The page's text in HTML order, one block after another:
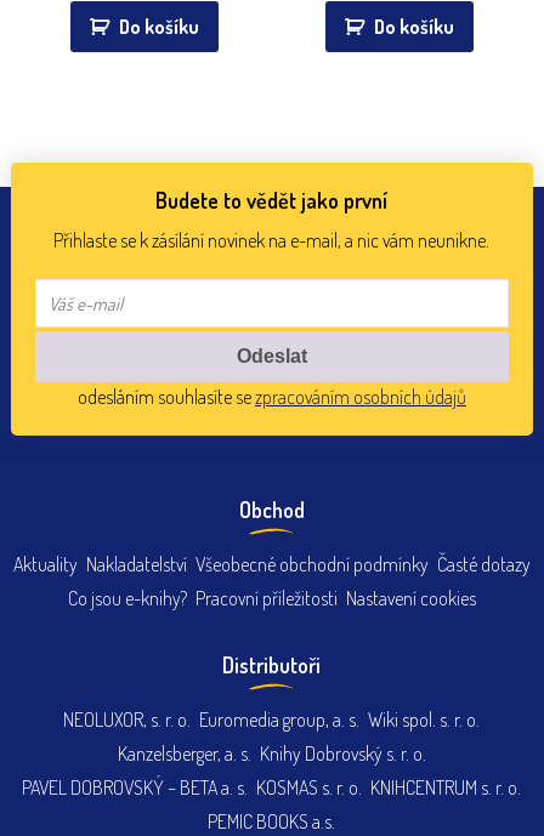
Do košíku Do košíku
Budete to vědět jako první
Přihlaste se k zásílání novinek na e-mail, a nic vám neunikne.
odesláním souhlasíte sezpracováním osobních údajů
Obchod
Aktuality Nakladatelství Všeobecné obchodní podmínky Časté dotazy
Co jsou e-knihy? Pracovní příležitosti Nastavení cookies
Distributoři
NEOLUXOR, s. r. o. Euromedia group, a. s. Wiki spol. s. r. o.
Kanzelsberger, a. s. Knihy Dobrovský s. r. o.
PAVEL DOBROVSKÝ – BETA a. s. KOSMAS s. r. o. KNIHCENTRUM s. r. o.
PEMIC BOOKS a.s.